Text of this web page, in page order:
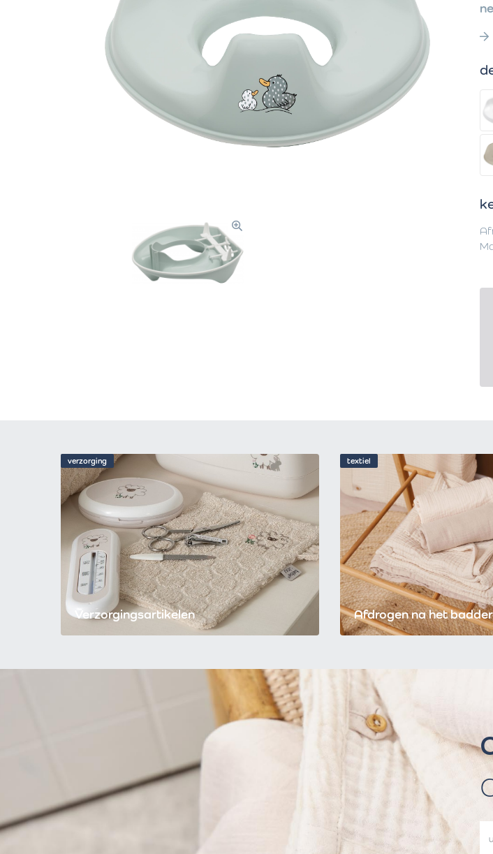
verzorging
Verzorgingsartikelen
textiel
Afdrogen na het